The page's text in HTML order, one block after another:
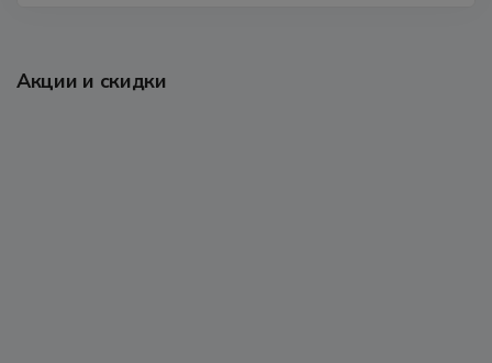
Акции и скидки